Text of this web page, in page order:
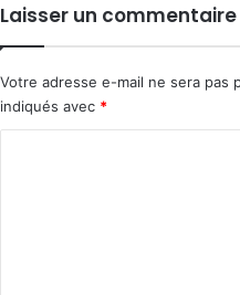
Laisser un commentaire
Votre adresse e-mail ne sera pas
indiqués avec *